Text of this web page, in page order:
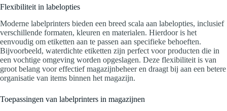
Flexibiliteit in labelopties
Moderne labelprinters bieden een breed scala aan labelopties, inclusief
verschillende formaten, kleuren en materialen. Hierdoor is het
eenvoudig om etiketten aan te passen aan specifieke behoeften.
Bijvoorbeeld, waterdichte etiketten zijn perfect voor producten die in
een vochtige omgeving worden opgeslagen. Deze flexibiliteit is van
groot belang voor effectief magazijnbeheer en draagt bij aan een betere
organisatie van items binnen het magazijn.
Toepassingen van labelprinters in magazijnen